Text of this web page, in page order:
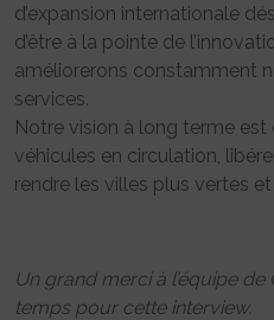
d’expansion internationale
d’être à la pointe de
améliorerons constamment
services.
Notre vision à long terme
véhicules en circulation,
rendre les villes plus vertes
Un grand merci à l’équipe
temps pour cette interview.